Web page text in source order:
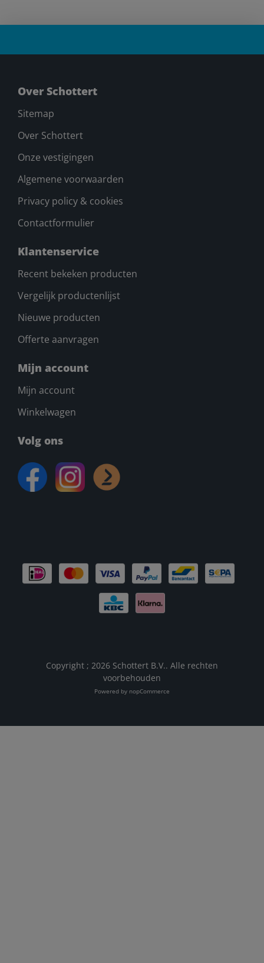
Over Schottert
Sitemap
Over Schottert
Onze vestigingen
Algemene voorwaarden
Privacy policy & cookies
Contactformulier
Klantenservice
Recent bekeken producten
Vergelijk productenlijst
Nieuwe producten
Offerte aanvragen
Mijn account
Mijn account
Winkelwagen
Volg ons
Copyright ; 2026 Schottert B.V.. Alle rechten
voorbehouden
Powered by nopCommerce